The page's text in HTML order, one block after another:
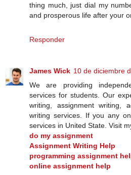
thing much, just dial my
and prosperous life after your
Responder
James Wick 10 de diciembre
We are providing
services for students. Our
writing, assignment writing,
writing services. If you any
services in United State. Visit
do my assignment
Assignment Writing Help
programming assignment
online assignment help